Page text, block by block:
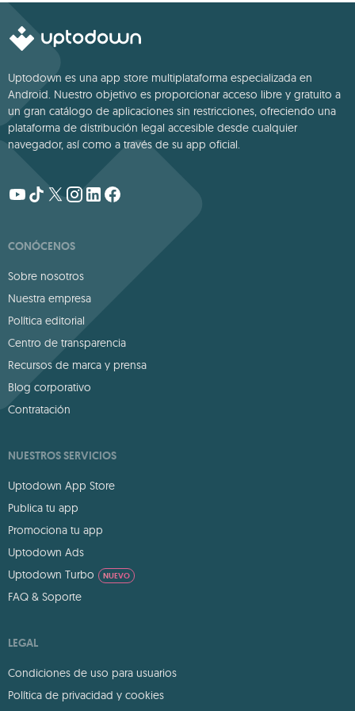
Uptodown es una app store multiplataforma especializada en
Android. Nuestro objetivo es proporcionar acceso libre y gratuito a
un gran catálogo de aplicaciones sin restricciones, ofreciendo una
plataforma de distribución legal accesible desde cualquier
navegador, así como a través de su app oficial.
CONÓCENOS
Sobre nosotros
Nuestra empresa
Política editorial
Centro de transparencia
Recursos de marca y prensa
Blog corporativo
Contratación
NUESTROS SERVICIOS
Uptodown App Store
Publica tu app
Promociona tu app
Uptodown Ads
Uptodown Turbo
NUEVO
FAQ & Soporte
LEGAL
Condiciones de uso para usuarios
Política de privacidad y cookies